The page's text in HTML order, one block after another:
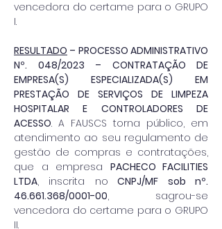
vencedora do certame para o GRUPO
I.
RESULTADO – PROCESSO ADMINISTRATIVO
Nº. 048/2023 – CONTRATAÇÃO DE
EMPRESA(S) ESPECIALIZADA(S) EM
PRESTAÇÃO DE SERVIÇOS DE LIMPEZA
HOSPITALAR E CONTROLADORES DE
ACESSO. A FAUSCS torna público, em
atendimento ao seu regulamento de
gestão de compras e contratações,
que a empresa PACHECO FACILITIES
LTDA, inscrita no CNPJ/MF sob nº.
46.661.368/0001-00, sagrou-se
vencedora do certame para o GRUPO
II.